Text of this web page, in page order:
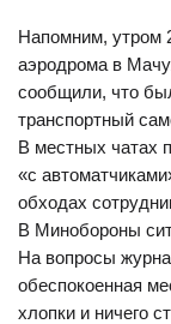
Напомним, утром
аэродрома в
сообщили, что
транспортный
В местных чатах
«с
обходах
В Минобороны
На вопросы
обеспокоенная
хлопки и ничего